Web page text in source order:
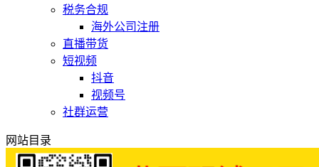
税务合规
海外公司注册
直播带货
短视频
抖音
视频号
社群运营
网站目录